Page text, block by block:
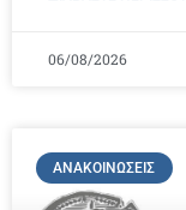
06/08/2026
ΑΝΑΚΟΙΝΏΣΕΙΣ